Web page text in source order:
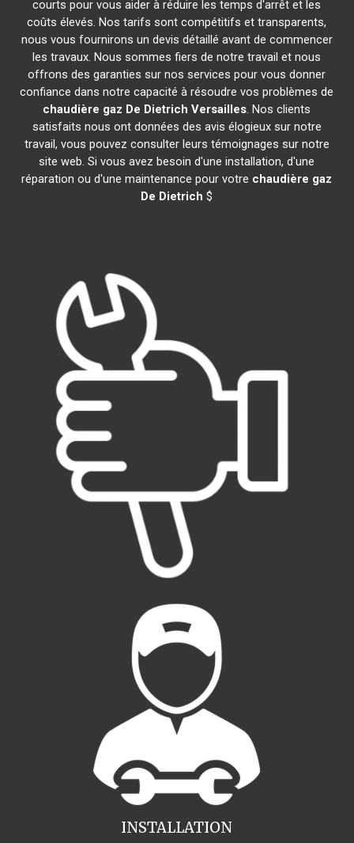
courts pour vous aider à réduire les temps d'arrêt et les
coûts élevés. Nos tarifs sont compétitifs et transparents,
nous vous fournirons un devis détaillé avant de commencer
les travaux. Nous sommes fiers de notre travail et nous
offrons des garanties sur nos services pour vous donner
confiance dans notre capacité à résoudre vos problèmes de
chaudière gaz De Dietrich Versailles. Nos clients
satisfaits nous ont données des avis élogieux sur notre
travail, vous pouvez consulter leurs témoignages sur notre
site web. Si vous avez besoin d'une installation, d'une
réparation ou d'une maintenance pour votre chaudière gaz
De Dietrich $
INSTALLATION